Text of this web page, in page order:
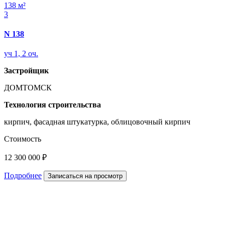
138 м²
3
N 138
уч 1, 2 оч.
Застройщик
ДОМТОМСК
Технология строительства
кирпич, фасадная штукатурка, облицовочный кирпич
Стоимость
12 300 000 ₽
Подробнее Записаться на просмотр